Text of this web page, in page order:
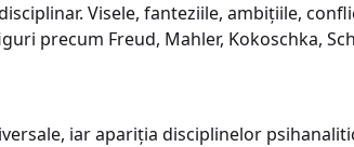
Visele, fanteziile, ambițiile,
precum Freud, Mahler, Kokoschka,
iar apariția disciplinelor